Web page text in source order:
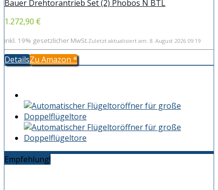
Bauer Drehtorantrieb Set (2) Phobos N BTL
1.272,90 €
inkl. 19% gesetzlicher MwSt.Zuletzt aktualisiert am: 8. August 2026 09:19
DetailsZu Amazon *
Empfehlung!